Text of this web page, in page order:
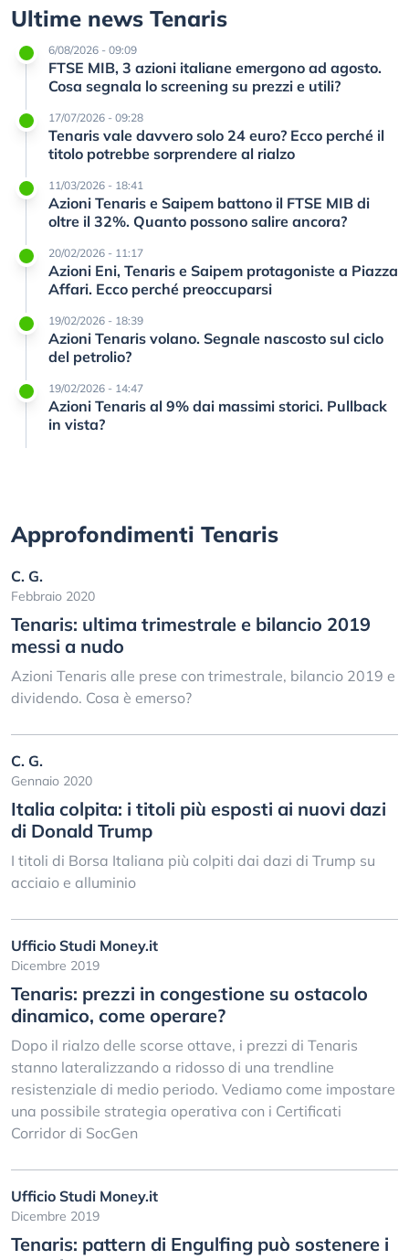
Ultime news Tenaris
6/08/2026 - 09:09
FTSE MIB, 3 azioni italiane emergono ad agosto.
Cosa segnala lo screening su prezzi e utili?
17/07/2026 - 09:28
Tenaris vale davvero solo 24 euro? Ecco perché il
titolo potrebbe sorprendere al rialzo
11/03/2026 - 18:41
Azioni Tenaris e Saipem battono il FTSE MIB di
oltre il 32%. Quanto possono salire ancora?
20/02/2026 - 11:17
Azioni Eni, Tenaris e Saipem protagoniste a Piazza
Affari. Ecco perché preoccuparsi
19/02/2026 - 18:39
Azioni Tenaris volano. Segnale nascosto sul ciclo
del petrolio?
19/02/2026 - 14:47
Azioni Tenaris al 9% dai massimi storici. Pullback
in vista?
Approfondimenti Tenaris
C. G.
Febbraio 2020
Tenaris: ultima trimestrale e bilancio 2019
messi a nudo
Azioni Tenaris alle prese con trimestrale, bilancio 2019 e
dividendo. Cosa è emerso?
C. G.
Gennaio 2020
Italia colpita: i titoli più esposti ai nuovi dazi
di Donald Trump
I titoli di Borsa Italiana più colpiti dai dazi di Trump su
acciaio e alluminio
Ufficio Studi Money.it
Dicembre 2019
Tenaris: prezzi in congestione su ostacolo
dinamico, come operare?
Dopo il rialzo delle scorse ottave, i prezzi di Tenaris
stanno lateralizzando a ridosso di una trendline
resistenziale di medio periodo. Vediamo come impostare
una possibile strategia operativa con i Certificati
Corridor di SocGen
Ufficio Studi Money.it
Dicembre 2019
Tenaris: pattern di Engulfing può sostenere i